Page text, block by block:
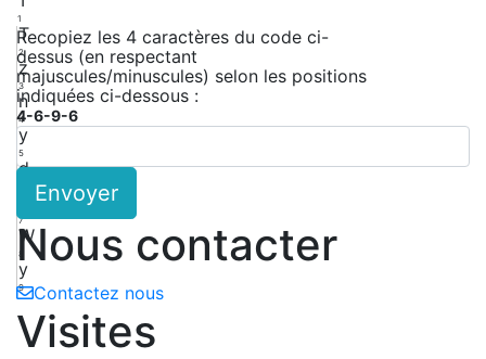
1
T
2
z
3
n
4
y
5
d
7
W
8
y
9
Recopiez les 4 caractères du code ci-
dessus (en respectant
majuscules/minuscules) selon les positions
indiquées ci-dessous :
4-6-9-6
Envoyer
Nous contacter
Contactez nous
Visites